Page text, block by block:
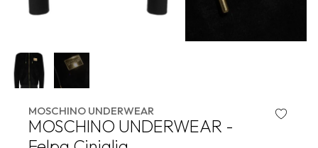
MOSCHINO UNDERWEAR
MOSCHINO UNDERWEAR -